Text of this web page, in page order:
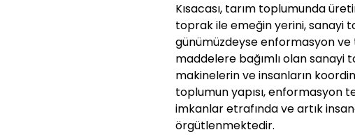
Kısacası, tarım toplumunda
toprak ile emeğin yerini, sanayi
günümüzdeyse enformasyon ve
maddelere bağımlı olan sanayi
makinelerin ve insanların
toplumun yapısı, enformasyon
imkanlar etrafında ve artık
örgütlenmektedir.